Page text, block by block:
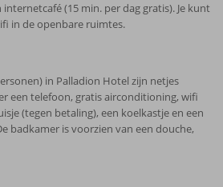
(15 min. per dag gratis). Je kunt
in de openbare ruimtes.
in Palladion Hotel zijn netjes
een telefoon, gratis airconditioning, wifi
(tegen betaling), een koelkastje en een
badkamer is voorzien van een douche,